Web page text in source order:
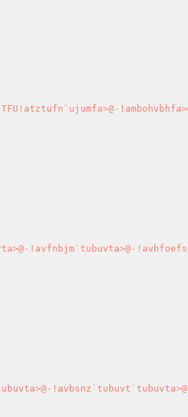
!avfnbjm`tubuvta>@-